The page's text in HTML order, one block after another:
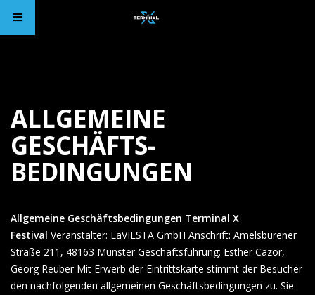
ALLGEMEINE
GESCHÄFTS­
BEDINGUNGEN
Allgemeine Geschäfts­­bedingungen Terminal X
Festival Veranstalter: LaVIESTA GmbH Anschrift: Amelsbürener
Straße 211, 48163 Münster Geschäftsführung: Esther Cäzor,
Georg Reuber Mit Erwerb der Eintrittskarte stimmt der Besucher
den nachfolgenden allgemeinen Geschäftsbedingungen zu. Sie